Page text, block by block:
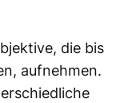
die bis
aufnehmen.